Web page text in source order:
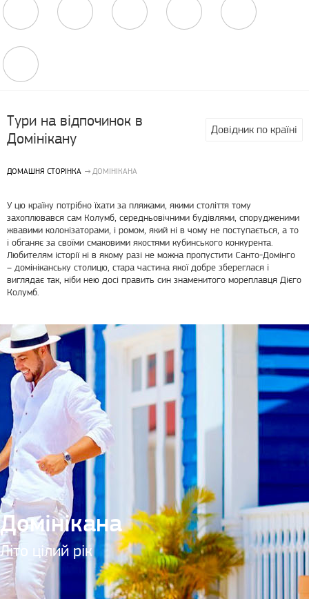
Тури на відпочинок в
Домінікану
ДОМАШНЯ СТОРІНКА ДОМІНІКАНА
Довідник по країні
У цю країну потрібно їхати за пляжами, якими століття тому
захоплювався сам Колумб, середньовічними будівлями, спорудженими
жвавими колонізаторами, і ромом, який ні в чому не поступається, а то
і обганяє за своїми смаковими якостями кубинського конкурента.
Любителям історії ні в якому разі не можна пропустити Санто-Домінго
– домініканську столицю, стара частина якої добре збереглася і
виглядає так, ніби нею досі править син знаменитого мореплавця Дієго
Колумб.
Домінікана
Літо цілий рік